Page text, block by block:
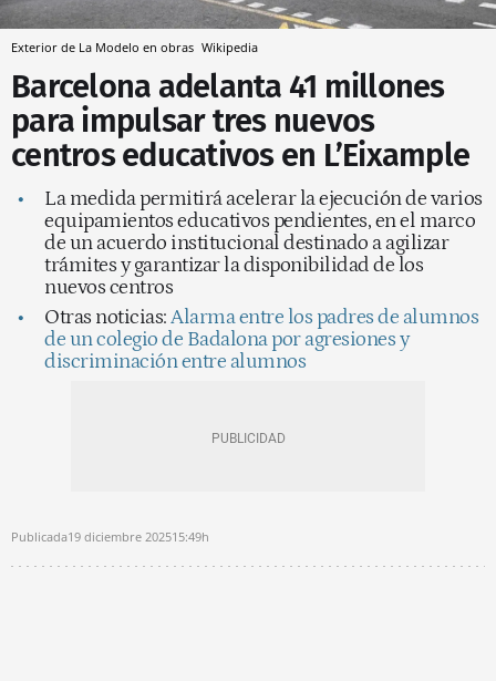
Exterior de La Modelo en obras Wikipedia
Barcelona adelanta 41 millones
para impulsar tres nuevos
centros educativos en L’Eixample
La medida permitirá acelerar la ejecución de varios
equipamientos educativos pendientes, en el marco
de un acuerdo institucional destinado a agilizar
trámites y garantizar la disponibilidad de los
nuevos centros
Otras noticias:Alarma entre los padres de alumnos
de un colegio de Badalona por agresiones y
discriminación entre alumnos
Publicada19 diciembre 202515:49h